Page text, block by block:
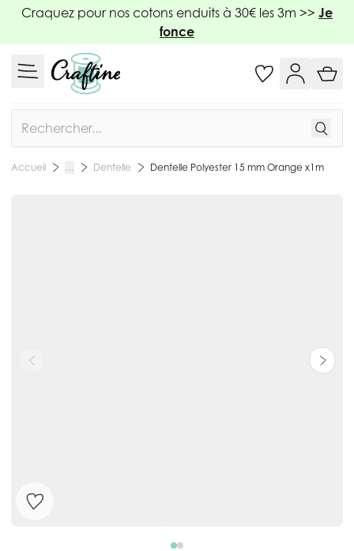
Allez au contenu
Craquez pour nos cotons enduits à 30€ les 3m >> Je
fonce
Accueil … Dentelle Dentelle Polyester 15 mm Orange x1m